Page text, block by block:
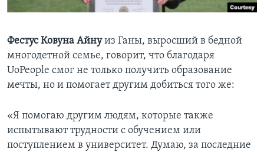
Фестус Ковуна Айнуиз Ганы, выросший в бедной
многодетной семье, говорит, что благодаря
UoPeople смог не только получить образование
мечты, но и помогает другим добиться того же:
«Я помогаю другим людям, которые также
испытывают трудности с обучением или
поступлением в университет. Думаю, за последние